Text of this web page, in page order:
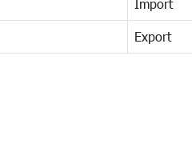
Import
Export